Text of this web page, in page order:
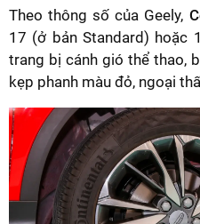
Theo thông số của Geely,
17 (ở bản Standard) hoặc
trang bị cánh gió thể thao,
kẹp phanh màu đỏ, ngoại